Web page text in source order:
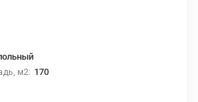
м2: 170